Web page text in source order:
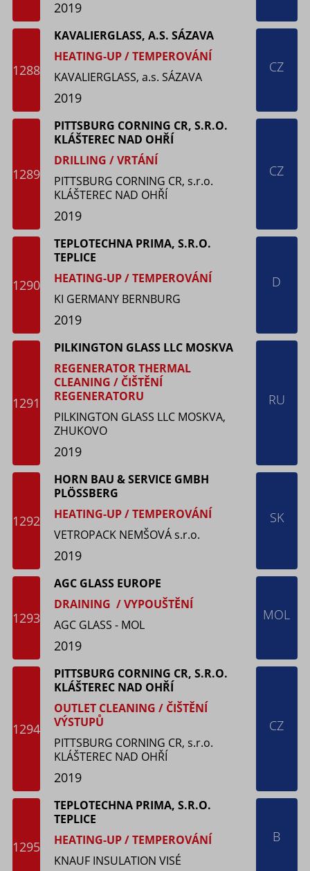
2019
1288
KAVALIERGLASS, A.S. SÁZAVA
HEATING-UP / TEMPEROVÁNÍ
KAVALIERGLASS, a.s. SÁZAVA
2019
CZ
1289
PITTSBURG CORNING CR, S.R.O.
KLÁŠTEREC NAD OHŘÍ
DRILLING / VRTÁNÍ
PITTSBURG CORNING CR, s.r.o.
KLÁŠTEREC NAD OHŘÍ
2019
CZ
1290
TEPLOTECHNA PRIMA, S.R.O.
TEPLICE
HEATING-UP / TEMPEROVÁNÍ
KI GERMANY BERNBURG
2019
D
1291
PILKINGTON GLASS LLC MOSKVA
REGENERATOR THERMAL
CLEANING / ČIŠTĚNÍ
REGENERATORU
PILKINGTON GLASS LLC MOSKVA,
ZHUKOVO
2019
RU
1292
HORN BAU & SERVICE GMBH
PLÖSSBERG
HEATING-UP / TEMPEROVÁNÍ
VETROPACK NEMŠOVÁ s.r.o.
2019
SK
1293
AGC GLASS EUROPE
DRAINING / VYPOUŠTĚNÍ
AGC GLASS - MOL
2019
MOL
1294
PITTSBURG CORNING CR, S.R.O.
KLÁŠTEREC NAD OHŘÍ
OUTLET CLEANING / ČIŠTĚNÍ
VÝSTUPŮ
PITTSBURG CORNING CR, s.r.o.
KLÁŠTEREC NAD OHŘÍ
2019
CZ
1295
TEPLOTECHNA PRIMA, S.R.O.
TEPLICE
HEATING-UP / TEMPEROVÁNÍ
KNAUF INSULATION VISÉ
B